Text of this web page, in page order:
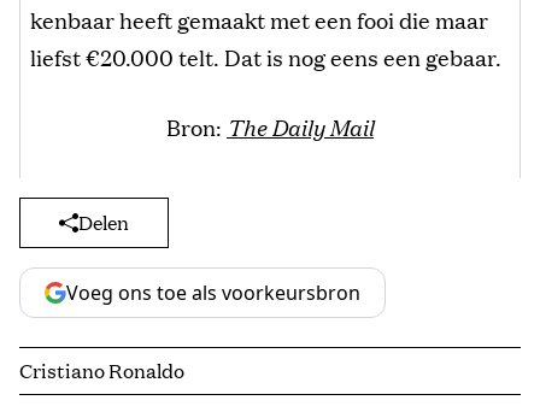
kenbaar heeft gemaakt met een fooi die maar
liefst €20.000 telt. Dat is nog eens een gebaar.
Bron: The Daily Mail
Delen
Voeg ons toe als voorkeursbron
Cristiano Ronaldo